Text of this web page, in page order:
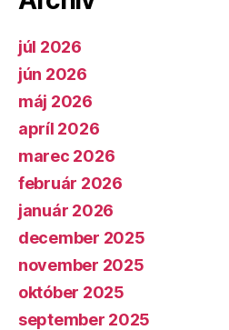
júl 2026
jún 2026
máj 2026
apríl 2026
marec 2026
február 2026
január 2026
december 2025
november 2025
október 2025
september 2025